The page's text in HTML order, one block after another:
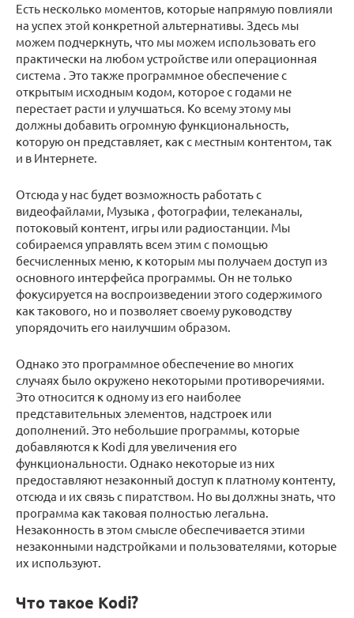
Есть несколько моментов, которые напрямую повлияли
на успех этой конкретной альтернативы. Здесь мы
можем подчеркнуть, что мы можем использовать его
практически на любом устройстве или операционная
система . Это также программное обеспечение с
открытым исходным кодом, которое с годами не
перестает расти и улучшаться. Ко всему этому мы
должны добавить огромную функциональность,
которую он представляет, как с местным контентом, так
и в Интернете.
Отсюда у нас будет возможность работать с
видеофайлами, Музыка , фотографии, телеканалы,
потоковый контент, игры или радиостанции. Мы
собираемся управлять всем этим с помощью
бесчисленных меню, к которым мы получаем доступ из
основного интерфейса программы. Он не только
фокусируется на воспроизведении этого содержимого
как такового, но и позволяет своему руководству
упорядочить его наилучшим образом.
Однако это программное обеспечение во многих
случаях было окружено некоторыми противоречиями.
Это относится к одному из его наиболее
представительных элементов, надстроек или
дополнений. Это небольшие программы, которые
добавляются к Kodi для увеличения его
функциональности. Однако некоторые из них
предоставляют незаконный доступ к платному контенту,
отсюда и их связь с пиратством. Но вы должны знать, что
программа как таковая полностью легальна.
Незаконность в этом смысле обеспечивается этими
незаконными надстройками и пользователями, которые
их используют.
Что такое Kodi?